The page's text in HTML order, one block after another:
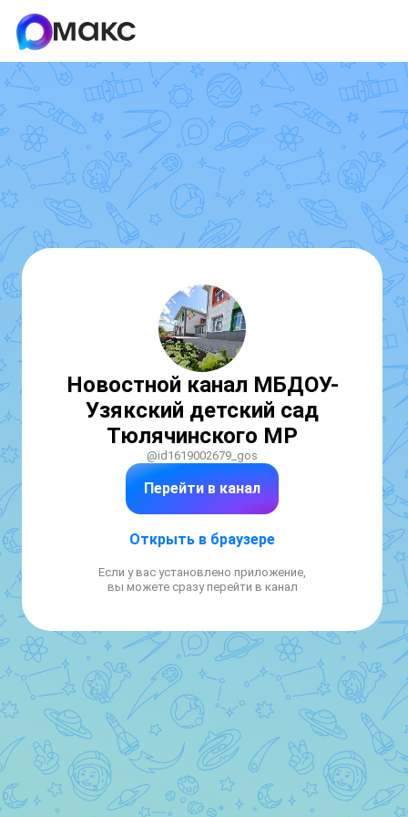
Новостной канал МБДОУ-
Узякский детский сад
Тюлячинского МР
@id1619002679_gos
Перейти в канал
Открыть в браузере
Если у вас установлено приложение,
вы можете сразу перейти в канал